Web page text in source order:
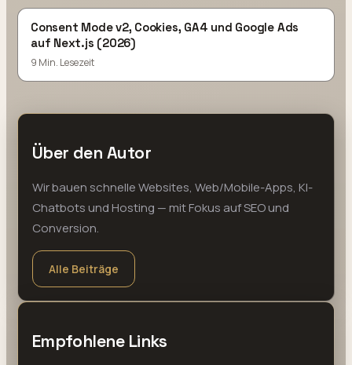
Consent Mode v2, Cookies, GA4 und Google Ads
auf Next.js (2026)
9 Min. Lesezeit
Über den Autor
Wir bauen schnelle Websites, Web/Mobile-Apps, KI-
Chatbots und Hosting — mit Fokus auf SEO und
Conversion.
Alle Beiträge
Empfohlene Links